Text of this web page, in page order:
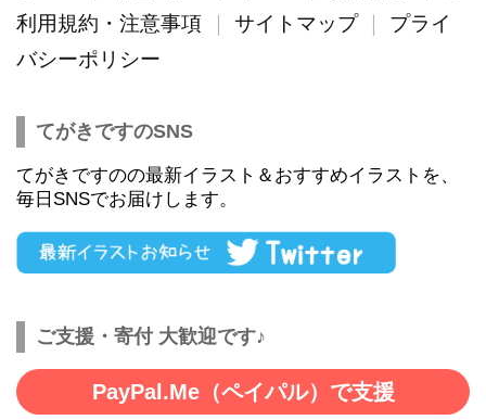
利用規約・注意事項
サイトマップ
プライ
バシーポリシー
てがきですのSNS
てがきですのの最新イラスト＆おすすめイラストを、
毎日SNSでお届けします。
ご支援・寄付 大歓迎です♪
PayPal.Me（ペイパル）で支援